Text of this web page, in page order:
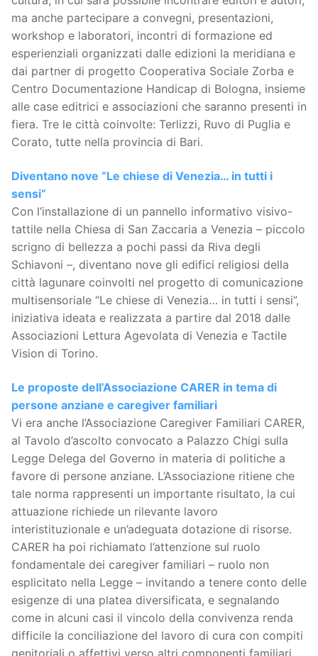
ma anche partecipare a convegni, presentazioni,
workshop e laboratori, incontri di formazione ed
esperienziali organizzati dalle edizioni la meridiana e
dai partner di progetto Cooperativa Sociale Zorba e
Centro Documentazione Handicap di Bologna, insieme
alle case editrici e associazioni che saranno presenti in
fiera. Tre le città coinvolte: Terlizzi, Ruvo di Puglia e
Corato, tutte nella provincia di Bari.
Diventano nove “Le chiese di Venezia… in tutti i
sensi”
Con l’installazione di un pannello informativo visivo-
tattile nella Chiesa di San Zaccaria a Venezia – piccolo
scrigno di bellezza a pochi passi da Riva degli
Schiavoni –, diventano nove gli edifici religiosi della
città lagunare coinvolti nel progetto di comunicazione
multisensoriale “Le chiese di Venezia… in tutti i sensi”,
iniziativa ideata e realizzata a partire dal 2018 dalle
Associazioni Lettura Agevolata di Venezia e Tactile
Vision di Torino.
Le proposte dell’Associazione CARER in tema di
persone anziane e caregiver familiari
Vi era anche l’Associazione Caregiver Familiari CARER,
al Tavolo d’ascolto convocato a Palazzo Chigi sulla
Legge Delega del Governo in materia di politiche a
favore di persone anziane. L’Associazione ritiene che
tale norma rappresenti un importante risultato, la cui
attuazione richiede un rilevante lavoro
interistituzionale e un’adeguata dotazione di risorse.
CARER ha poi richiamato l’attenzione sul ruolo
fondamentale dei caregiver familiari – ruolo non
esplicitato nella Legge – invitando a tenere conto delle
esigenze di una platea diversificata, e segnalando
come in alcuni casi il vincolo della convivenza renda
difficile la conciliazione del lavoro di cura con compiti
genitoriali o affettivi verso altri componenti familiari